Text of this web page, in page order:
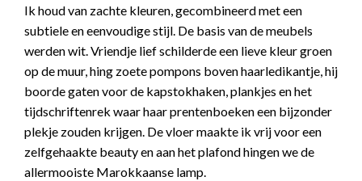
Ik houd van zachte kleuren, gecombineerd met een
subtiele en eenvoudige stijl. De basis van de meubels
werden wit. Vriendje lief schilderde een lieve kleur groen
op de muur, hing zoete pompons boven haarledikantje, hij
boorde gaten voor de kapstokhaken, plankjes en het
tijdschriftenrek waar haar prentenboeken een bijzonder
plekje zouden krijgen. De vloer maakte ik vrij voor een
zelfgehaakte beauty en aan het plafond hingen we de
allermooiste Marokkaanse lamp.